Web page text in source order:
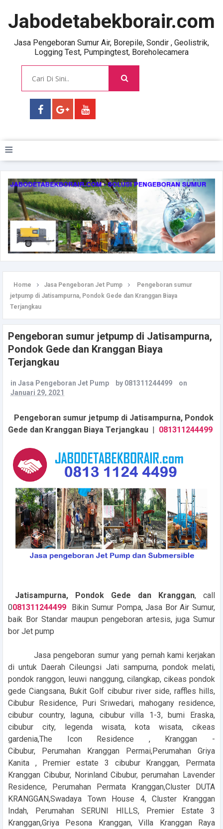
Jabodetabekborair.com
Jasa Pengeboran Sumur Air, Borepile, Sondir , Geolistrik,
Logging Test, Pumpingtest, Boreholecamera
≡
Home Jasa Pengeboran Jet Pump
Pengeboran sumur
jetpump di Jatisampurna, Pondok Gede dan Kranggan Biaya
Terjangkau
Pengeboran sumur jetpump di Jatisampurna,
Pondok Gede dan Kranggan Biaya
Terjangkau
in Jasa Pengeboran Jet Pump by 081311244499
on
Januari 29, 2021
Pengeboran sumur jetpump di Jatisampurna, Pondok
Gede dan Kranggan Biaya Terjangkau | 081311244499
Jatisampurna, Pondok Gede dan Kranggan, call
0081311244499 Bikin Sumur Pompa, Jasa Bor Air Sumur,
baik Bor Standar maupun pengeboran artesis, juga Sumur
bor Jet pump
Jasa pengeboran sumur yang pernah kami kerjakan
diuntuk Daerah Cileungsi Jati sampurna, pondok melati,
pondok ranggon, leuwi nanggung, cilangkap, cikeas pondok
gede Ciangsana, Bukit Golf cibubur river side, raffles hills,
Cibubur Residence, Puri Sriwedari, mahogany residence,
cibubur country, laguna, cibubur villa 1-3, bumi Eraska,
cibubur city, legenda wisata, kota wisata, cikeas
gardenia,The Icon Residence , Kranggan -
Cibubur, Perumahan Kranggan Permai,Perumahan Griya
Kanita , Premier estate 3 cibubur Kranggan, Permata
Kranggan Cibubur, Norinland Cibubur, perumahan Lavender
Residence, Perumahan Permata Kranggan,Cluster DUTA
KRANGGAN,Swadaya Town House 4, Cluster Kranggan
Indah, Perumahan SERUNI HILLS, Premier Estate 3
Kranggan,Griya Pesona Kranggan, Villa Kranggan Raya